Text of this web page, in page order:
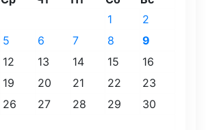
1
2
5 6 7 8
9
12 13 14 15
16
19 20 21 22
23
26 27 28 29
30